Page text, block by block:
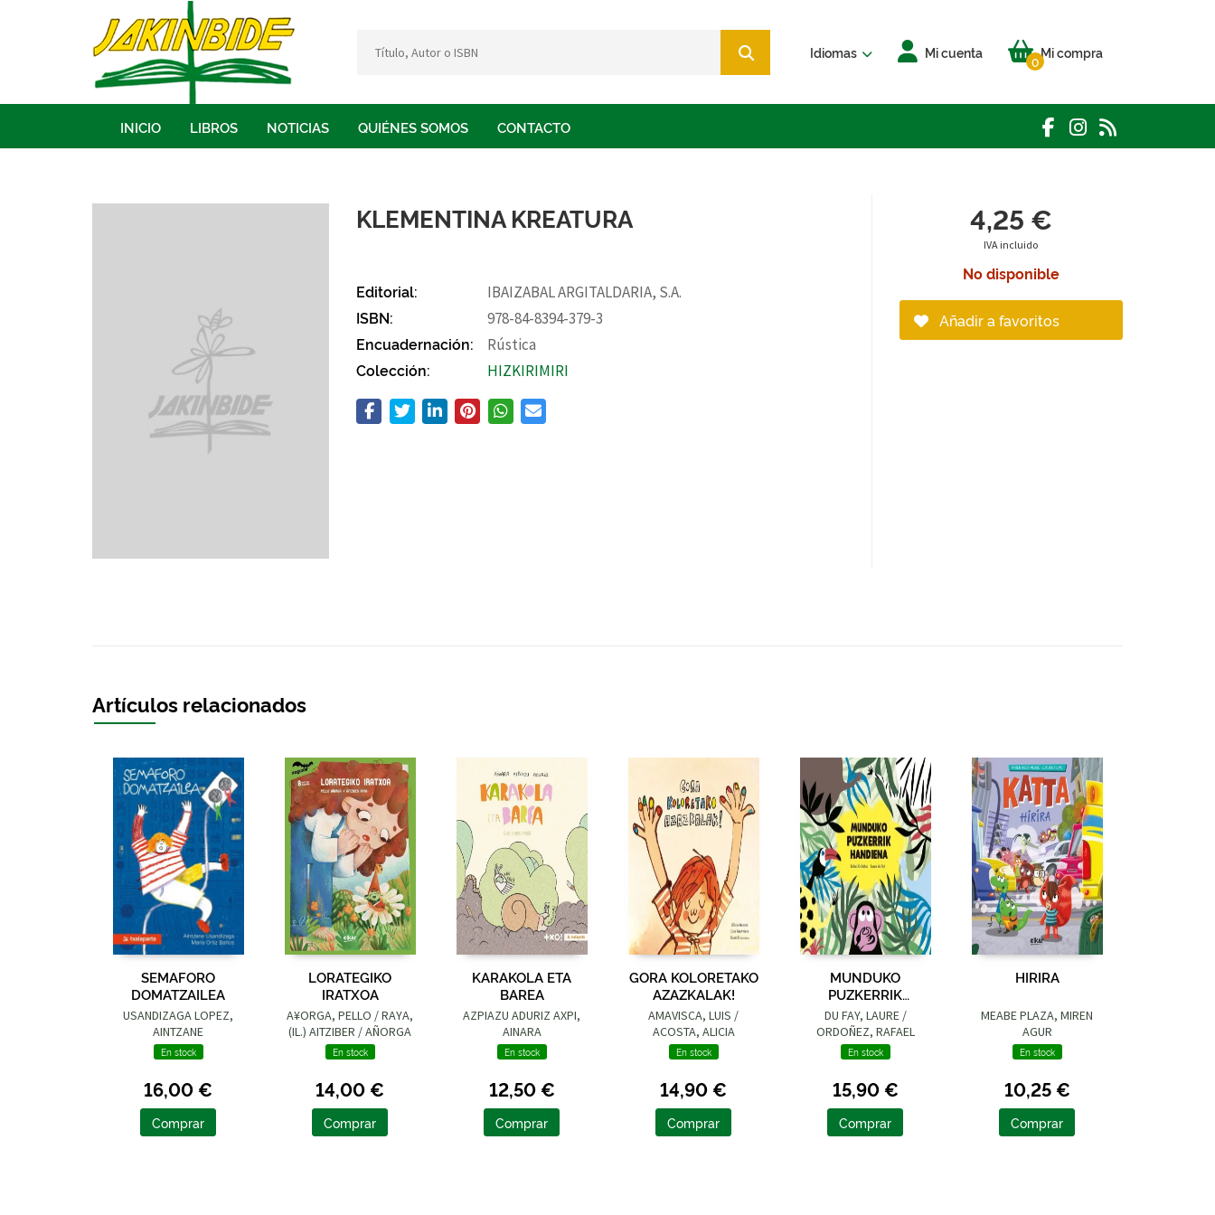
Idiomas Mi cuenta Mi compra
0
INICIO LIBROS NOTICIAS QUIÉNES SOMOS CONTACTO
KLEMENTINA KREATURA
Editorial:
IBAIZABAL ARGITALDARIA, S.A.
ISBN:
978-84-8394-379-3
Encuadernación:
Rústica
Colección:
HIZKIRIMIRI
4,25 €
IVA incluido
No disponible
Añadir a favoritos
Artículos relacionados
SEMAFORO
DOMATZAILEA
USANDIZAGA LOPEZ,
AINTZANE
En stock
16,00 €
Comprar
LORATEGIKO
IRATXOA
A¥ORGA, PELLO / RAYA,
(IL.) AITZIBER / AÑORGA
LOPEZ, PELLO
En stock
14,00 €
Comprar
KARAKOLA ETA
BAREA
AZPIAZU ADURIZ AXPI,
AINARA
En stock
12,50 €
Comprar
GORA KOLORETAKO
AZAZKALAK!
AMAVISCA, LUIS /
ACOSTA, ALICIA
En stock
14,90 €
Comprar
MUNDUKO
PUZKERRIK
HANDIENA
DU FAY, LAURE /
ORDOÑEZ, RAFAEL
En stock
15,90 €
Comprar
HIRIRA
MEABE PLAZA, MIREN
AGUR
En stock
10,25 €
Comprar